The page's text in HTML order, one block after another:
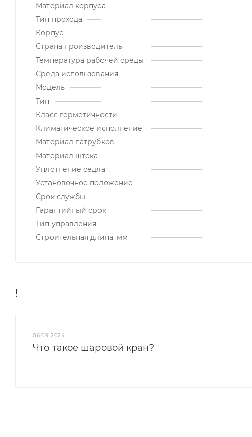
Материал корпуса
Тип прохода
Корпус
Страна производитель
Температура рабочей среды
Среда использования
Модель
Тип
Класс герметичности
Климатическое исполнение
Материал патрубков
Материал штока
Уплотнение седла
Установочное положение
Срок службы
Гарантийный срок
Тип управления
Строительная длина, мм
!
06.09.2024
Что такое шаровой кран?